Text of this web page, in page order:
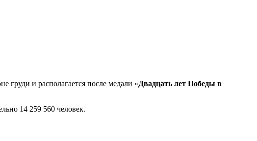
груди и располагается после медали «Двадцать лет Победы в
14 259 560 человек.